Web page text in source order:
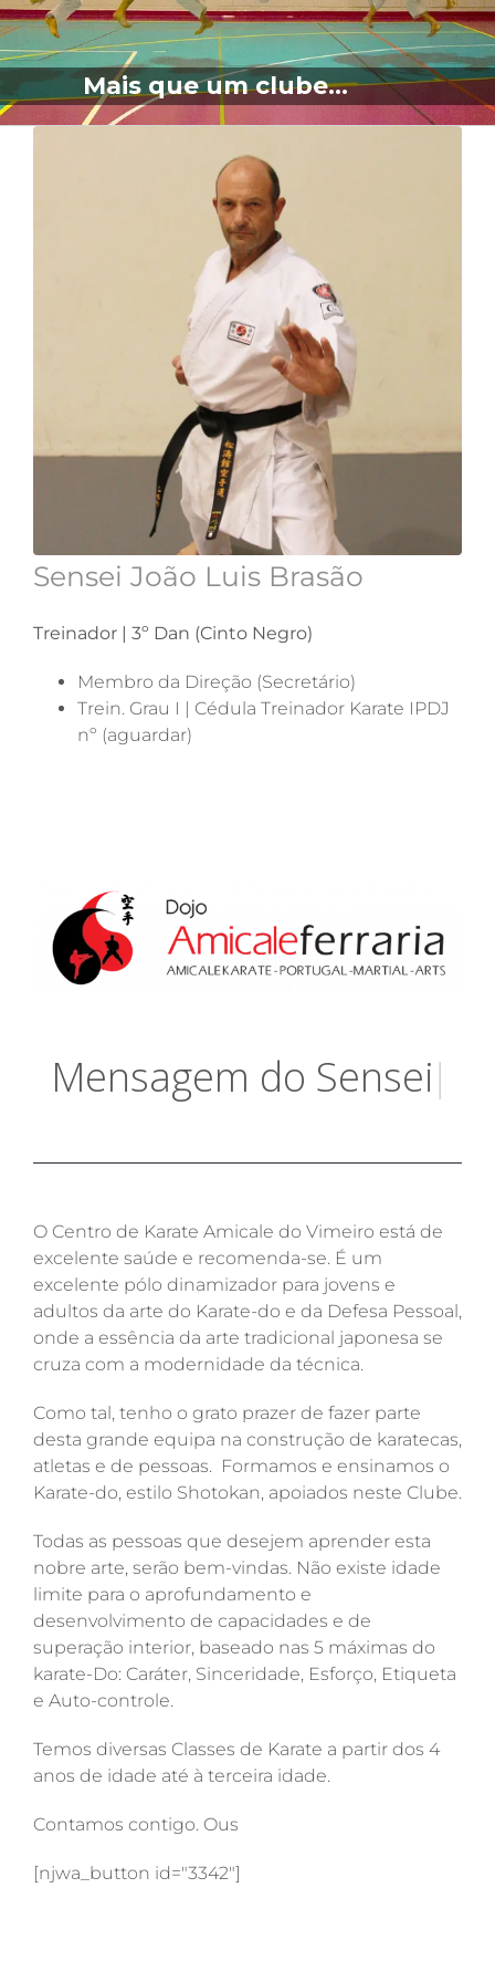
Sensei João Luis Brasão
Treinador | 3º Dan (Cinto Negro)
Membro da Direção (Secretário)
Trein. Grau I | Cédula Treinador Karate IPDJ
nº (aguardar)
.Mensagem do Sensei|
O Centro de Karate Amicale do Vimeiro está de
excelente saúde e recomenda-se. É um
excelente pólo dinamizador para jovens e
adultos da arte do Karate-do e da Defesa Pessoal,
onde a essência da arte tradicional japonesa se
cruza com a modernidade da técnica.
Como tal, tenho o grato prazer de fazer parte
desta grande equipa na construção de karatecas,
atletas e de pessoas. Formamos e ensinamos o
Karate-do, estilo Shotokan, apoiados neste Clube.
Todas as pessoas que desejem aprender esta
nobre arte, serão bem-vindas. Não existe idade
limite para o aprofundamento e
desenvolvimento de capacidades e de
superação interior, baseado nas 5 máximas do
karate-Do: Caráter, Sinceridade, Esforço, Etiqueta
e Auto-controle.
Temos diversas Classes de Karate a partir dos 4
anos de idade até à terceira idade.
Contamos contigo. Ous
[njwa_button id="3342"]